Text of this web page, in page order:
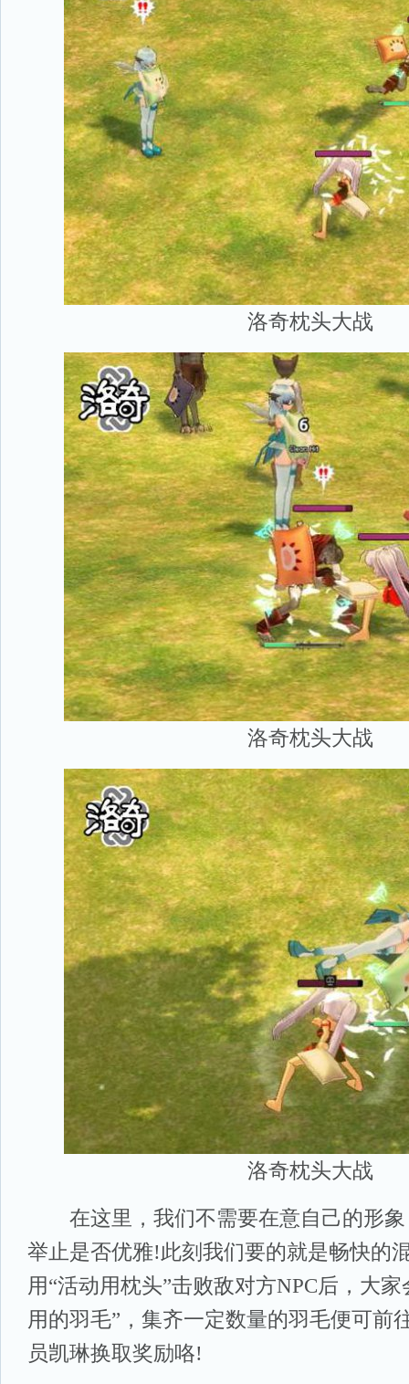
洛奇枕头大战
洛奇枕头大战
洛奇枕头大战
在这里，我们不需要在意自己的形象
举止是否优雅!此刻我们要的就是畅快的
用“活动用枕头”击败敌对方NPC后，大
用的羽毛”，集齐一定数量的羽毛便可前
员凯琳换取奖励咯!